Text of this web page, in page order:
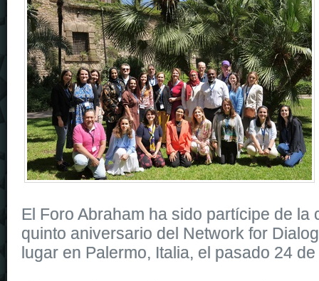
El Foro Abraham ha sido partícipe de la
quinto aniversario del Network for
lugar en Palermo, Italia, el pasado 24